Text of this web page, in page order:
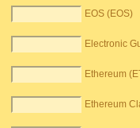
EOS (EOS)
Electronic
Ethereum
Ethereum